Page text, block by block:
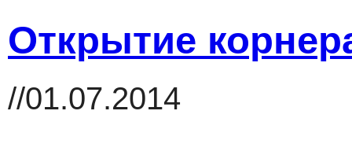
Открытие
//01.07.2014